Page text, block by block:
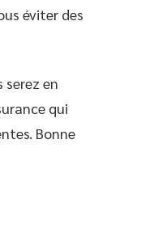
éviter des
serez en
qui
Bonne